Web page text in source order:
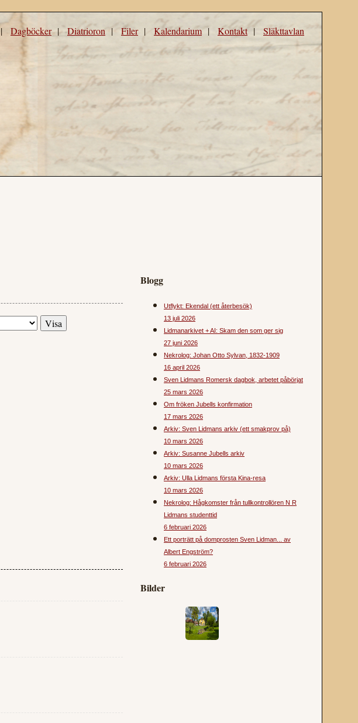
| Dagböcker|Diatrioron | Filer| Kalendarium| Kontakt| Släkttavlan
Blogg
Utflykt: Ekendal (ett återbesök)
13 juli 2026
Lidmanarkivet + AI: Skam den som ger sig
27 juni 2026
Nekrolog: Johan Otto Sylvan, 1832-1909
16 april 2026
Sven Lidmans Romersk dagbok, arbetet påbörjat
25 mars 2026
Om fröken Jubells konfirmation
17 mars 2026
Arkiv: Sven Lidmans arkiv (ett smakprov på)
10 mars 2026
Arkiv: Susanne Jubells arkiv
10 mars 2026
Arkiv: Ulla Lidmans första Kina-resa
10 mars 2026
Nekrolog: Hågkomster från tullkontrollören N R
Lidmans studenttid
6 februari 2026
Ett porträtt på domprosten Sven Lidman... av
Albert Engström?
6 februari 2026
Bilder